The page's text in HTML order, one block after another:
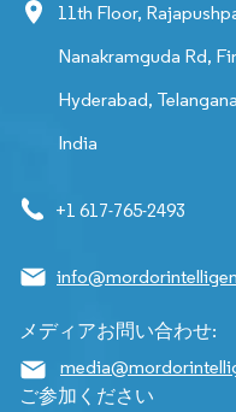
11th Floor,
Nanakramguda Rd,
Hyderabad,
India
+1 617-765-2493
メディアお問い合わせ:
ご参加ください